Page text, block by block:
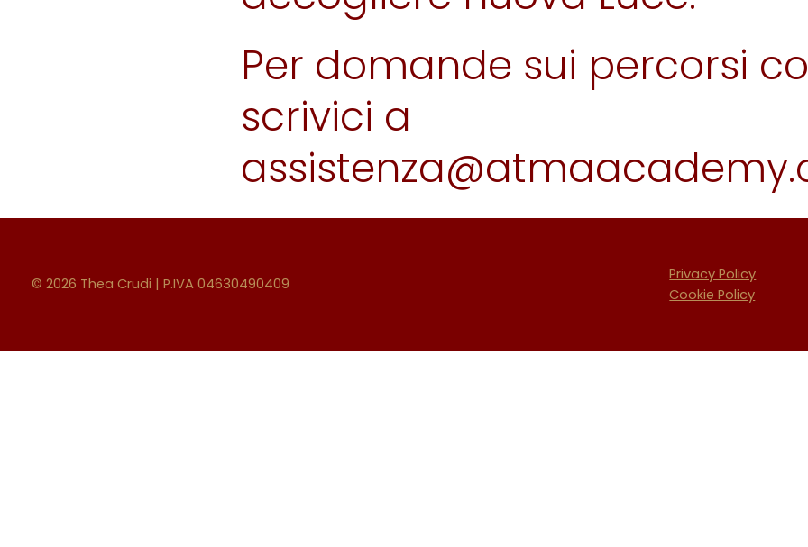
Per domande sui percorsi
scrivici a
© 2026 Thea Crudi | P.IVA 04630490409
Privacy Policy
Cookie Policy